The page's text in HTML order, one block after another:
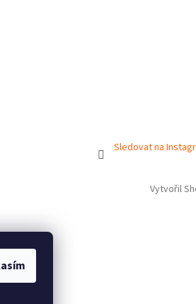
Sledovat na
Vytvořil